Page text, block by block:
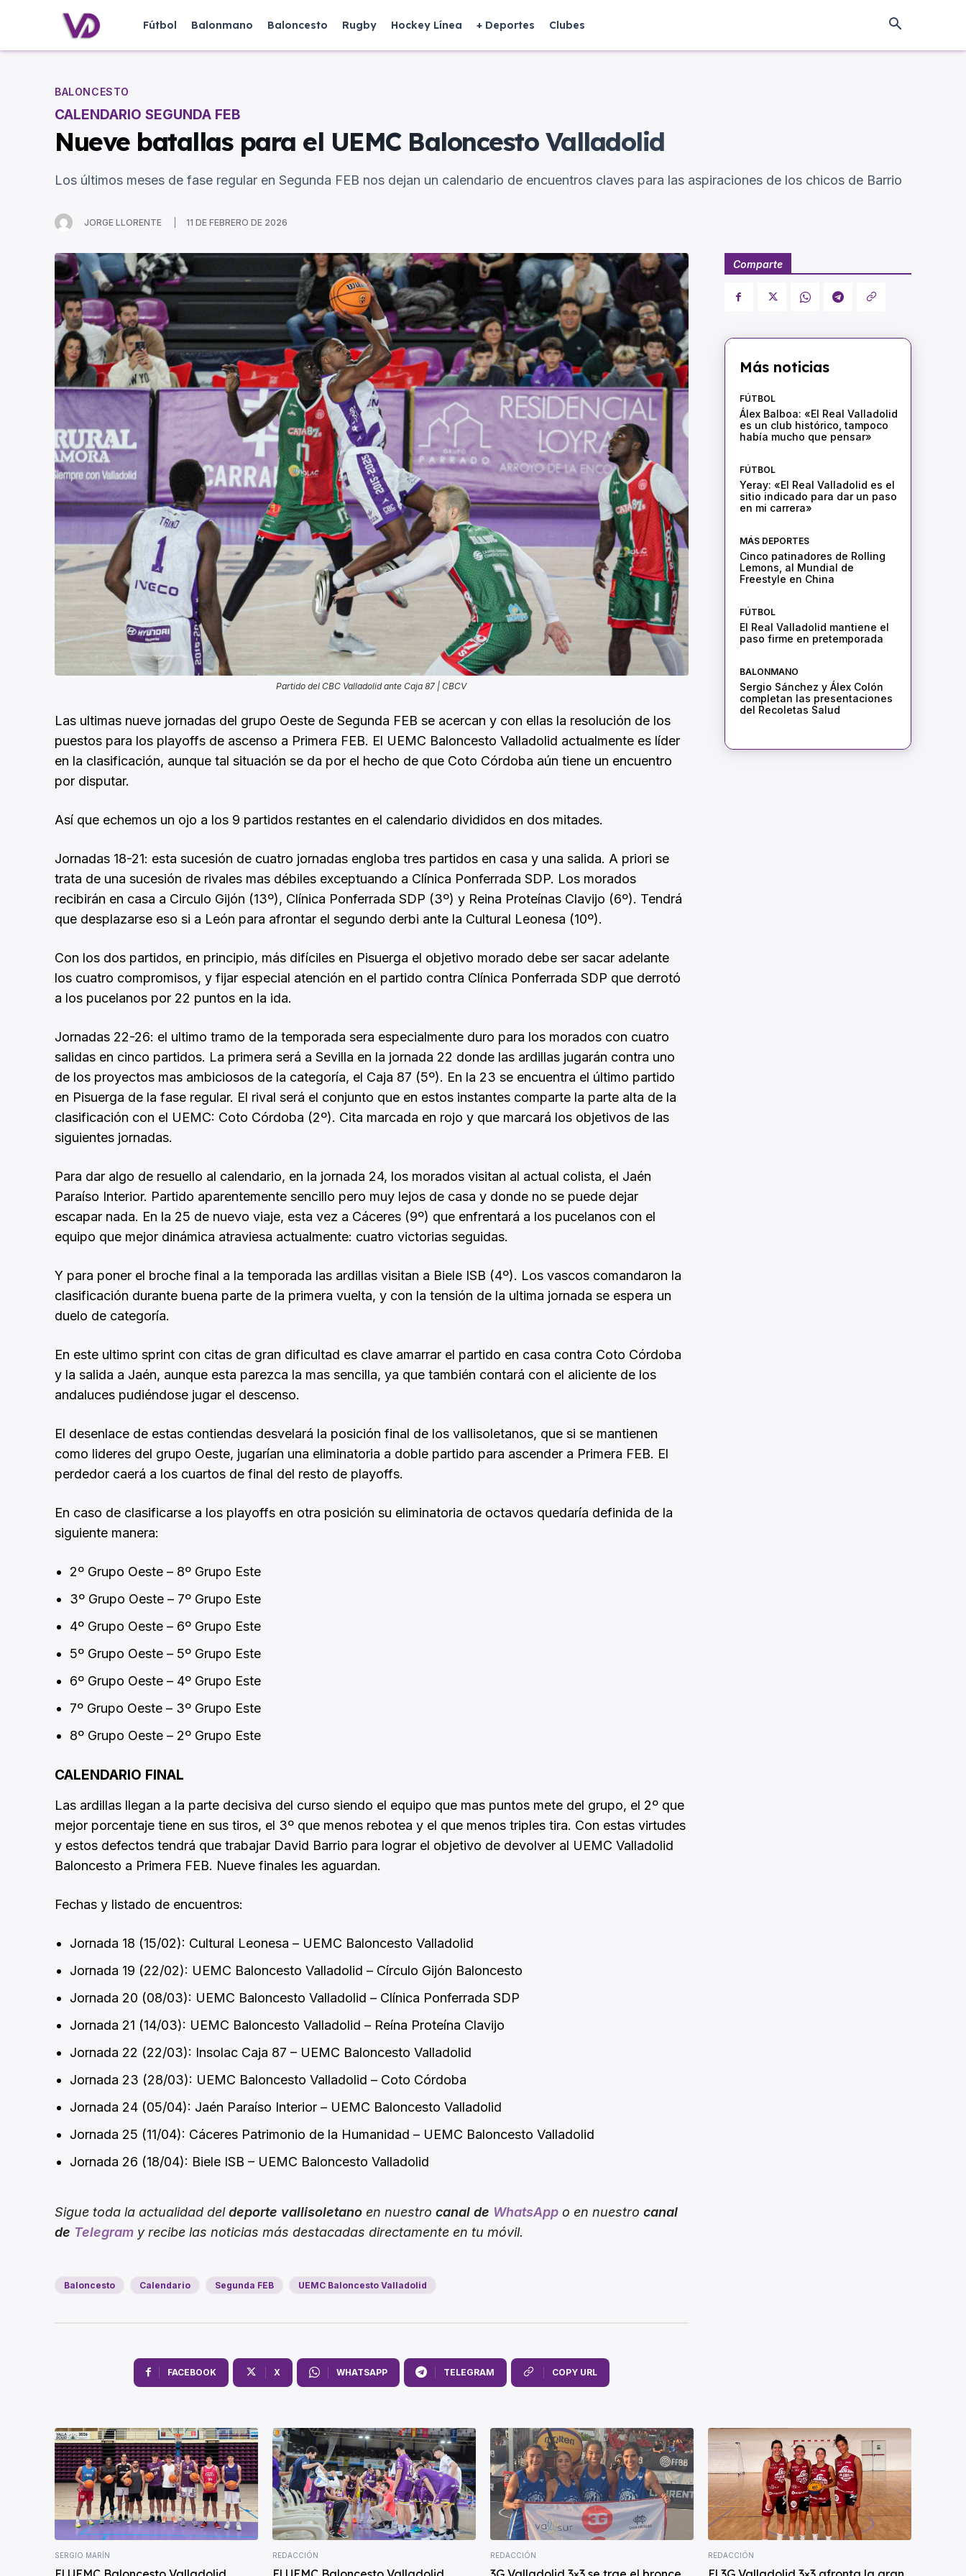
Fútbol Balonmano Baloncesto Rugby Hockey Línea + Deportes Clubes
BALONCESTO
CALENDARIO SEGUNDA FEB
Nueve batallas para el UEMC Baloncesto Valladolid
Los últimos meses de fase regular en Segunda FEB nos dejan un calendario de encuentros claves para las aspiraciones de los chicos de Barrio
JORGE LLORENTE 11 DE FEBRERO DE 2026
Partido del CBC Valladolid ante Caja 87 | CBCV
Las ultimas nueve jornadas del grupo Oeste de Segunda FEB se acercan y con ellas la resolución de los
puestos para los playoffs de ascenso a Primera FEB. El UEMC Baloncesto Valladolid actualmente es líder
en la clasificación, aunque tal situación se da por el hecho de que Coto Córdoba aún tiene un encuentro
por disputar.
Así que echemos un ojo a los 9 partidos restantes en el calendario divididos en dos mitades.
Jornadas 18-21: esta sucesión de cuatro jornadas engloba tres partidos en casa y una salida. A priori se
trata de una sucesión de rivales mas débiles exceptuando a Clínica Ponferrada SDP. Los morados
recibirán en casa a Circulo Gijón (13º), Clínica Ponferrada SDP (3º) y Reina Proteínas Clavijo (6º). Tendrá
que desplazarse eso si a León para afrontar el segundo derbi ante la Cultural Leonesa (10º).
Con los dos partidos, en principio, más difíciles en Pisuerga el objetivo morado debe ser sacar adelante
los cuatro compromisos, y fijar especial atención en el partido contra Clínica Ponferrada SDP que derrotó
a los pucelanos por 22 puntos en la ida.
Jornadas 22-26: el ultimo tramo de la temporada sera especialmente duro para los morados con cuatro
salidas en cinco partidos. La primera será a Sevilla en la jornada 22 donde las ardillas jugarán contra uno
de los proyectos mas ambiciosos de la categoría, el Caja 87 (5º). En la 23 se encuentra el último partido
en Pisuerga de la fase regular. El rival será el conjunto que en estos instantes comparte la parte alta de la
clasificación con el UEMC: Coto Córdoba (2º). Cita marcada en rojo y que marcará los objetivos de las
siguientes jornadas.
Para dar algo de resuello al calendario, en la jornada 24, los morados visitan al actual colista, el Jaén
Paraíso Interior. Partido aparentemente sencillo pero muy lejos de casa y donde no se puede dejar
escapar nada. En la 25 de nuevo viaje, esta vez a Cáceres (9º) que enfrentará a los pucelanos con el
equipo que mejor dinámica atraviesa actualmente: cuatro victorias seguidas.
Y para poner el broche final a la temporada las ardillas visitan a Biele ISB (4º). Los vascos comandaron la
clasificación durante buena parte de la primera vuelta, y con la tensión de la ultima jornada se espera un
duelo de categoría.
En este ultimo sprint con citas de gran dificultad es clave amarrar el partido en casa contra Coto Córdoba
y la salida a Jaén, aunque esta parezca la mas sencilla, ya que también contará con el aliciente de los
andaluces pudiéndose jugar el descenso.
El desenlace de estas contiendas desvelará la posición final de los vallisoletanos, que si se mantienen
como lideres del grupo Oeste, jugarían una eliminatoria a doble partido para ascender a Primera FEB. El
perdedor caerá a los cuartos de final del resto de playoffs.
En caso de clasificarse a los playoffs en otra posición su eliminatoria de octavos quedaría definida de la
siguiente manera:
2º Grupo Oeste – 8º Grupo Este
3º Grupo Oeste – 7º Grupo Este
4º Grupo Oeste – 6º Grupo Este
5º Grupo Oeste – 5º Grupo Este
6º Grupo Oeste – 4º Grupo Este
7º Grupo Oeste – 3º Grupo Este
8º Grupo Oeste – 2º Grupo Este
CALENDARIO FINAL
Las ardillas llegan a la parte decisiva del curso siendo el equipo que mas puntos mete del grupo, el 2º que
mejor porcentaje tiene en sus tiros, el 3º que menos rebotea y el que menos triples tira. Con estas virtudes
y estos defectos tendrá que trabajar David Barrio para lograr el objetivo de devolver al UEMC Valladolid
Baloncesto a Primera FEB. Nueve finales les aguardan.
Fechas y listado de encuentros:
Jornada 18 (15/02): Cultural Leonesa – UEMC Baloncesto Valladolid
Jornada 19 (22/02): UEMC Baloncesto Valladolid – Círculo Gijón Baloncesto
Jornada 20 (08/03): UEMC Baloncesto Valladolid – Clínica Ponferrada SDP
Jornada 21 (14/03): UEMC Baloncesto Valladolid – Reína Proteína Clavijo
Jornada 22 (22/03): Insolac Caja 87 – UEMC Baloncesto Valladolid
Jornada 23 (28/03): UEMC Baloncesto Valladolid – Coto Córdoba
Jornada 24 (05/04): Jaén Paraíso Interior – UEMC Baloncesto Valladolid
Jornada 25 (11/04): Cáceres Patrimonio de la Humanidad – UEMC Baloncesto Valladolid
Jornada 26 (18/04): Biele ISB – UEMC Baloncesto Valladolid
Sigue toda la actualidad deldeporte vallisoletano en nuestro canal de WhatsApp o en nuestro canal
de Telegram y recibe las noticias más destacadas directamente en tu móvil.
Baloncesto Calendario Segunda FEB UEMC Baloncesto Valladolid
FACEBOOK X WHATSAPP TELEGRAM COPY URL
Comparte
Más noticias
FÚTBOL
Álex Balboa: «El Real Valladolid
es un club histórico, tampoco
había mucho que pensar»
FÚTBOL
Yeray: «El Real Valladolid es el
sitio indicado para dar un paso
en mi carrera»
MÁS DEPORTES
Cinco patinadores de Rolling
Lemons, al Mundial de
Freestyle en China
FÚTBOL
El Real Valladolid mantiene el
paso firme en pretemporada
BALONMANO
Sergio Sánchez y Álex Colón
completan las presentaciones
del Recoletas Salud
SERGIO MARÍN REDACCIÓN REDACCIÓN REDACCIÓN